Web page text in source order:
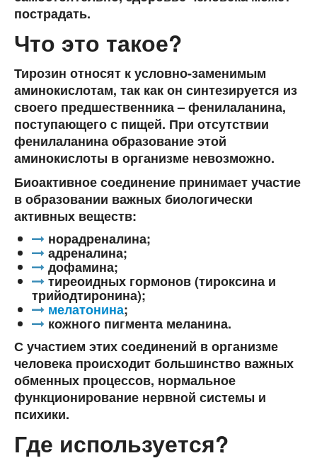
пострадать.
Что это такое?
Тирозин относят к условно-заменимым
аминокислотам, так как он синтезируется из
своего предшественника – фенилаланина,
поступающего с пищей. При отсутствии
фенилаланина образование этой
аминокислоты в организме невозможно.
Биоактивное соединение принимает участие
в образовании важных биологически
активных веществ:
норадреналина;
адреналина;
дофамина;
тиреоидных гормонов (тироксина и
трийодтиронина);
мелатонина;
кожного пигмента меланина.
С участием этих соединений в организме
человека происходит большинство важных
обменных процессов, нормальное
функционирование нервной системы и
психики.
Где используется?